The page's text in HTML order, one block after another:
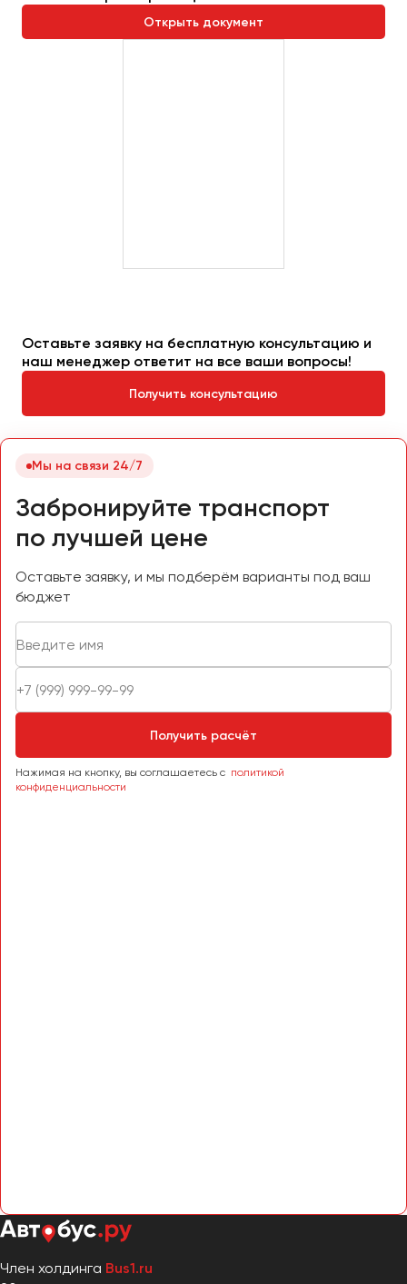
Открыть документ
Оставьте заявку на бесплатную консультацию и
наш менеджер ответит на все ваши вопросы!
Получить консультацию
Мы на связи 24/7
Забронируйте транспорт
по лучшей цене
Оставьте заявку, и мы подберём варианты под ваш
бюджет
Получить расчёт
Нажимая на кнопку, вы соглашаетесь с политикой
конфиденциальности
Член холдинга Bus1.ru
Хабаровск
Челябинск
Череповец
Чита
Якутск
Ялта